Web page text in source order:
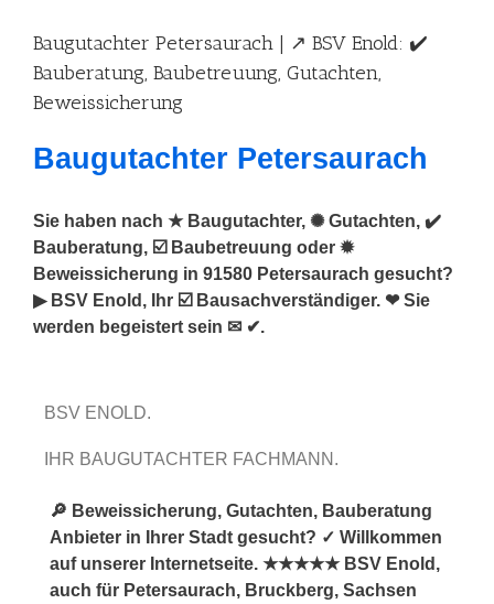
Baugutachter Petersaurach | ↗️ BSV Enold: ✔️
Bauberatung, Baubetreuung, Gutachten,
Beweissicherung
Baugutachter Petersaurach
Sie haben nach ★ Baugutachter, ✺ Gutachten, ✔️
Bauberatung, ☑️ Baubetreuung oder ✹
Beweissicherung in 91580 Petersaurach gesucht?
▶︎ BSV Enold, Ihr ☑️ Bausachverständiger. ❤ Sie
werden begeistert sein ✉ ✔.
BSV ENOLD.
IHR BAUGUTACHTER FACHMANN.
🔎 Beweissicherung, Gutachten, Bauberatung
Anbieter in Ihrer Stadt gesucht? ✓ Willkommen
auf unserer Internetseite. ★★★★★ BSV Enold,
auch für Petersaurach, Bruckberg, Sachsen